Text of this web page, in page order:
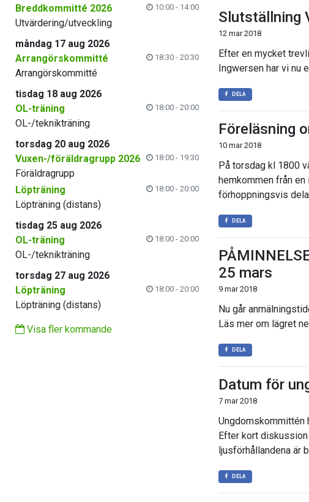
Breddkommitté 2026
10:00 - 14:00
Utvärdering/utveckling
måndag 17 aug 2026
Arrangörskommitté
18:30 - 20:30
Arrangörskommitté
tisdag 18 aug 2026
OL-träning
18:00 - 20:00
OL-/teknikträning
torsdag 20 aug 2026
Vuxen-/föräldragrupp 2026
18:00 - 19:30
Föräldragrupp
Löpträning
18:00 - 20:00
Löpträning (distans)
tisdag 25 aug 2026
OL-träning
18:00 - 20:00
OL-/teknikträning
torsdag 27 aug 2026
Löpträning
18:00 - 20:00
Löpträning (distans)
Visa fler kommande
Slutställning
12 mar 2018
Efter en mycket
Ingwersen har vi nu
DELA
Föreläsning
10 mar 2018
På torsdag kl 1800
hemkommen från
förhoppningsvis
DELA
25 mars
9 mar 2018
Nu går
Läs mer om lägret
DELA
Datum för
7 mar 2018
Ungdomskommittén
Efter kort
ljusförhållandena är
DELA